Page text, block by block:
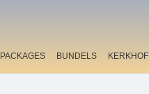
PACKAGES BUNDELS KERKHOF